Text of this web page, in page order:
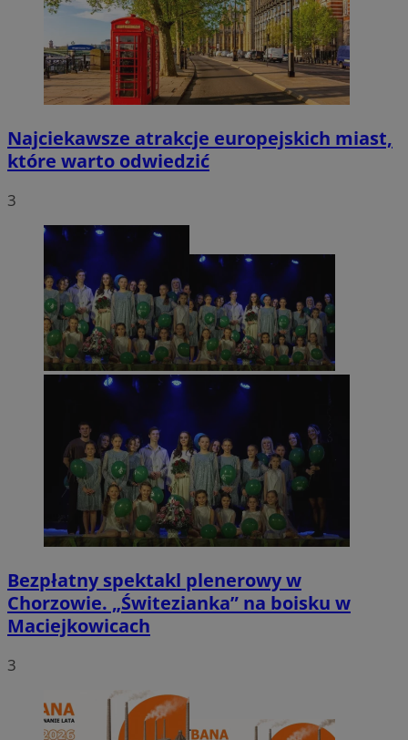
Najciekawsze atrakcje europejskich miast,
które warto odwiedzić
3
Bezpłatny spektakl plenerowy w
Chorzowie. „Świtezianka” na boisku w
Maciejkowicach
3